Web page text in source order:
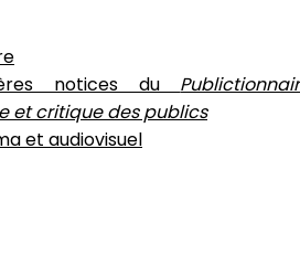
notices du
et critique des publics
et audiovisuel